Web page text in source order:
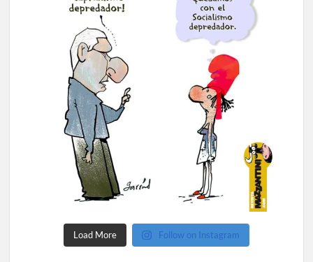
Load More Follow on Instagram